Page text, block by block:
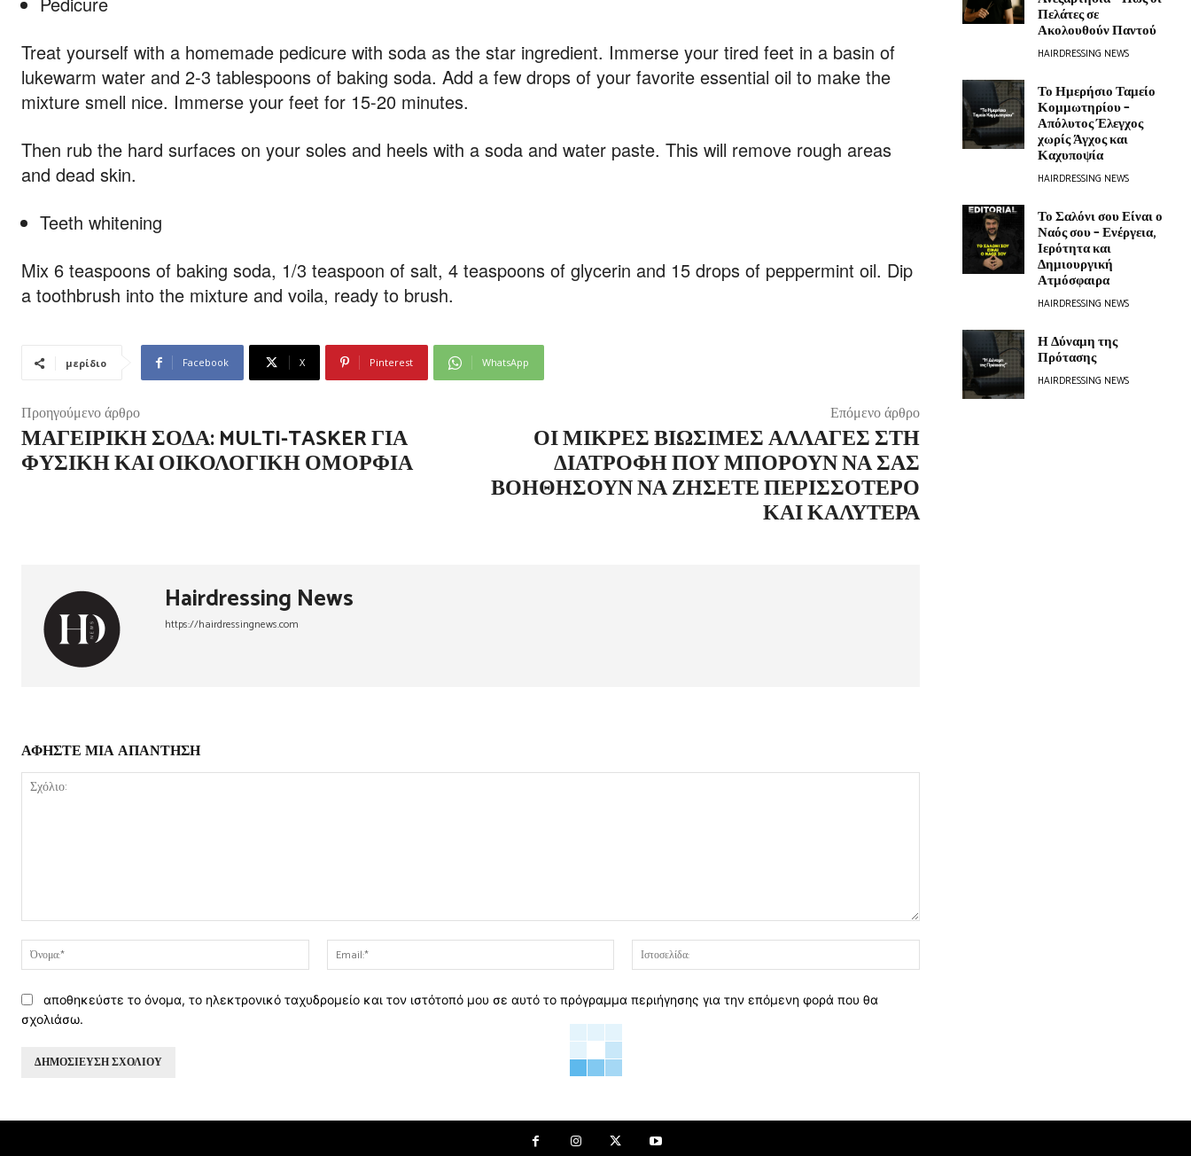
Treat yourself with a homemade pedicure with soda as the star ingredient. Immerse your tired feet in a basin of
lukewarm water and 2-3 tablespoons of baking soda. Add a few drops of your favorite essential oil to make the
mixture smell nice. Immerse your feet for 15-20 minutes.
Then rub the hard surfaces on your soles and heels with a soda and water paste. This will remove rough areas
and dead skin.
Teeth whitening
Mix 6 teaspoons of baking soda, 1/3 teaspoon of salt, 4 teaspoons of glycerin and 15 drops of peppermint oil. Dip
a toothbrush into the mixture and voila, ready to brush.
μερίδιο Facebook X Pinterest WhatsApp
Προηγούμενο άρθρο
ΜΑΓΕΙΡΙΚΉ ΣΌΔΑ: MULTI-TASKER ΓΙΑ
ΦΥΣΙΚΉ ΚΑΙ ΟΙΚΟΛΟΓΙΚΉ ΟΜΟΡΦΙΆ
Επόμενο άρθρο
ΟΙ ΜΙΚΡΈΣ ΒΙΏΣΙΜΕΣ ΑΛΛΑΓΈΣ ΣΤΗ
ΔΙΑΤΡΟΦΉ ΠΟΥ ΜΠΟΡΟΎΝ ΝΑ ΣΑΣ
ΒΟΗΘΉΣΟΥΝ ΝΑ ΖΉΣΕΤΕ ΠΕΡΙΣΣΌΤΕΡΟ
ΚΑΙ ΚΑΛΎΤΕΡΑ
Hairdressing News
https://hairdressingnews.com
ΑΦΗΣΤΕ ΜΙΑ ΑΠΑΝΤΗΣΗ
Όνομα:*
Email:*
αποθηκεύστε το όνομα, το ηλεκτρονικό ταχυδρομείο και τον ιστότοπό μου σε αυτό το πρόγραμμα περιήγησης για την επόμενη φορά που θα
σχολιάσω.
Πελάτες σε
Ακολουθούν Παντού
HAIRDRESSING NEWS
Το Ημερήσιο Ταμείο
Κομμωτηρίου –
Απόλυτος Έλεγχος
χωρίς Άγχος και
Καχυποψία
HAIRDRESSING NEWS
Το Σαλόνι σου Είναι ο
Ναός σου – Ενέργεια,
Ιερότητα και
Δημιουργική
Ατμόσφαιρα
HAIRDRESSING NEWS
Η Δύναμη της
Πρότασης
HAIRDRESSING NEWS